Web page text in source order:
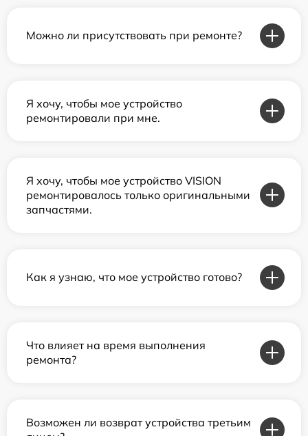
Можно ли присутствовать при ремонте?
Я хочу, чтобы мое устройство
ремонтировали при мне.
Я хочу, чтобы мое устройство VISION
ремонтировалось только оригинальными
запчастями.
Как я узнаю, что мое устройство готово?
Что влияет на время выполнения
ремонта?
Возможен ли возврат устройства третьим